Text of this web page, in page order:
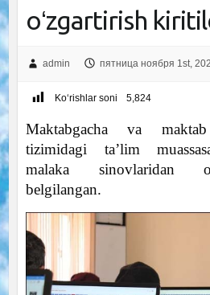
oʻzgartirish
admin пятница ноября 1st,
Ko‘rishlar soni 5,824
Maktabgacha va
tizimidagi taʼlim
malaka sinovlaridan
belgilangan.